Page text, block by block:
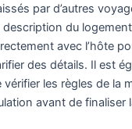
par d’autres
du
avec l’hôte
des détails. Il est
les règles de la
avant de finaliser